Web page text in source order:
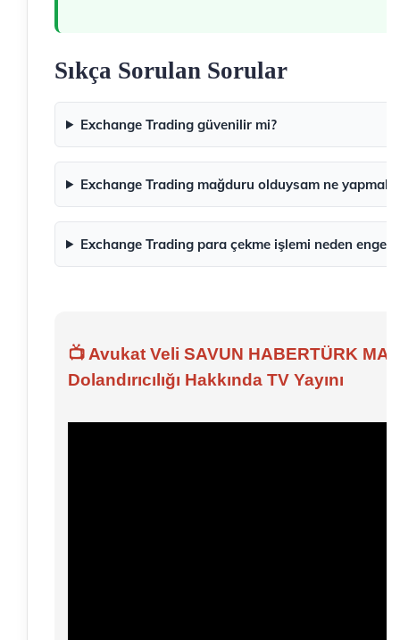
Sıkça Sorulan Sorular
Exchange Trading güvenilir mi?
Exchange Trading mağduru olduysam ne
Exchange Trading para çekme işlemi neden